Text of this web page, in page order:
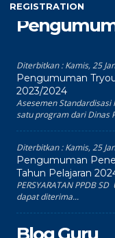
REGISTRATION
Diterbitkan :Kamis, 25
Pengumuman
2023/2024
Asesemen Standardisasi
satu program dari Dinas
Diterbitkan :Kamis, 25
Pengumuman
Tahun Pelajaran
PERSYARATAN PPDB
dapat diterima...